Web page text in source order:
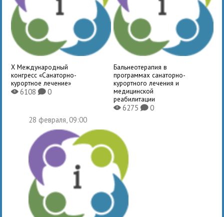
X Международный
конгресс «Санаторно-
курортное лечение»
X6108K0
Бальнеотерапия в
программах санаторно-
курортного лечения и
медицинской
реабилитации
X6275 K0
28 февраля, 09:00